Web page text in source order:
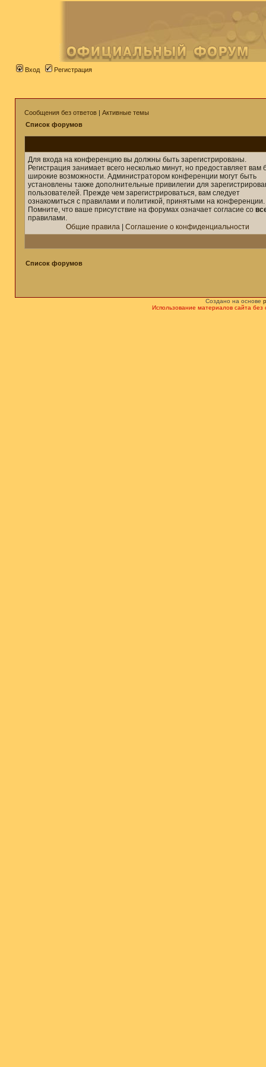
Вход Регистрация
Сообщения без ответов | Активные темы
Список форумов
Для входа на конференцию вы должны быть зарегистрированы.
Регистрация занимает всего несколько минут, но предоставляет вам
широкие возможности. Администратором конференции могут быть
установлены также дополнительные привилегии для
пользователей. Прежде чем зарегистрироваться, вам следует
ознакомиться с правилами и политикой, принятыми на конференции.
Помните, что ваше присутствие на форумах означает согласие со
правилами.
Общие правила
Соглашение о конфиденциальности
Список форумов
Создано на основе
Использование материалов сайта